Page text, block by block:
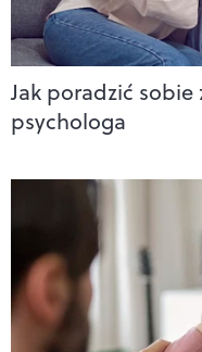
Jak poradzić
psychologa